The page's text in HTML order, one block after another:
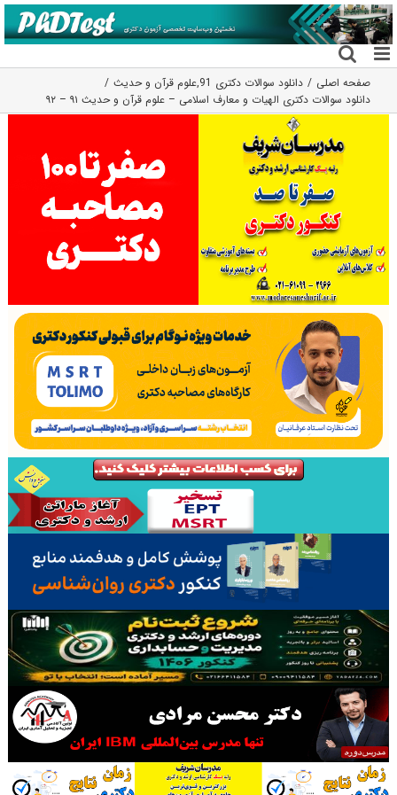
رفتن
به
محتوا
صفحه اصلی دانلود سوالات دکتری 91 ,علوم قرآن و حدیث
دانلود سوالات دکتری الهیات و معارف اسلامی – علوم قرآن و حدیث ۹۱ – ۹۲